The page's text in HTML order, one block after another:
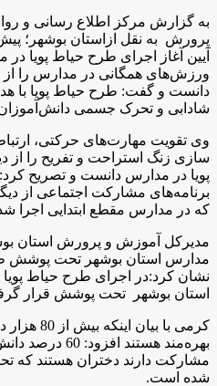
به گزارش مرکز اطلاع رسانی و
پرورش به نقل ازاستان بوشهر؛
آیین آغاز اجرای طرح حیاط پویا
ورزش‌های همگانی در مدارس را از
دانست و گفت: طرح حیاط پویا با
شادابی و تحرک جسمی
وی تقویت مهارت‌های حرکتی،
سازی زنگ استراحت و تفریح را از
پویا در مدارس دانست و تصریح
برنامه‌های مشارکت اجتماعی از
که در مدارس مقطع ابتدایی اجرا
مدارس استان بوشهر تحت پوشش
استان بوشهر تحت پوشش قرار
کرمی با
بهره‌مند هستند
مشارکت دارند دختران هستند که
شده است.